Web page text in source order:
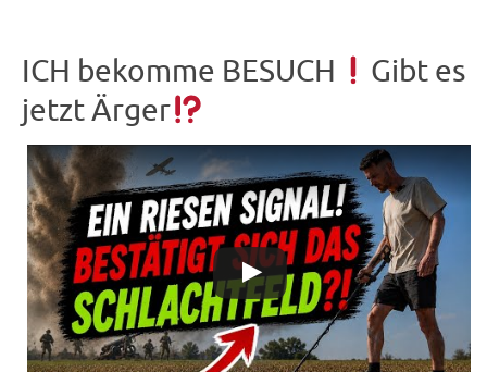
ICH bekomme BESUCH
Gibt es
jetzt Ärger